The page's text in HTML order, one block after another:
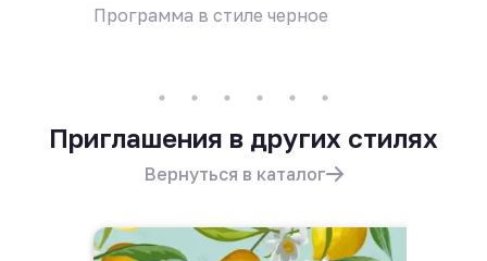
Программа в стиле черное
Приглашения в других стилях
Вернуться в каталог